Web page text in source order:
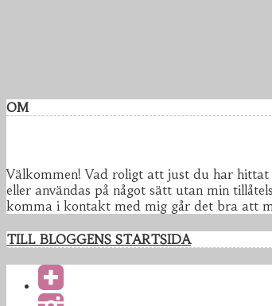
OM
Välkommen! Vad roligt att just du har hittat
eller användas på något sätt utan min
komma i kontakt med mig går det bra att
TILL BLOGGENS STARTSIDA